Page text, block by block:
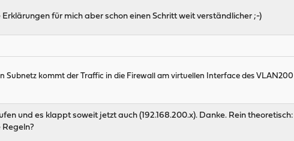
für mich aber schon einen Schritt weit verständlicher ;-)
Subnetz kommt der Traffic in die Firewall am virtuellen Interface des
und es klappt soweit jetzt auch (192.168.200.x). Danke. Rein